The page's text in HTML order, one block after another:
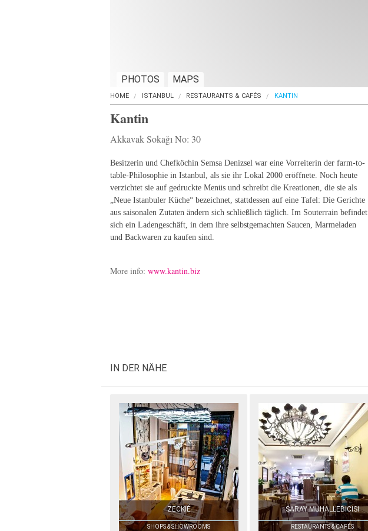
PHOTOS MAPS
HOME ISTANBUL RESTAURANTS & CAFÉS KANTIN
Kantin
Akkavak Sokağı No: 30
Besitzerin und Chefköchin Semsa Denizsel war eine Vorreiterin der farm-to-
table-Philosophie in Istanbul, als sie ihr Lokal 2000 eröffnete. Noch heute
verzichtet sie auf gedruckte Menüs und schreibt die Kreationen, die sie als
„Neue Istanbuler Küche“ bezeichnet, stattdessen auf eine Tafel: Die Gerichte
aus saisonalen Zutaten ändern sich schließlich täglich. Im Souterrain befindet
sich ein Ladengeschäft, in dem ihre selbstgemachten Saucen, Marmeladen
und Backwaren zu kaufen sind.
More info: www.kantin.biz
IN DER NÄHE
ZECKIÉ
SHOPS & SHOWROOMS
SARAY MUHALLEBICISI
RESTAURANTS & CAFÉS